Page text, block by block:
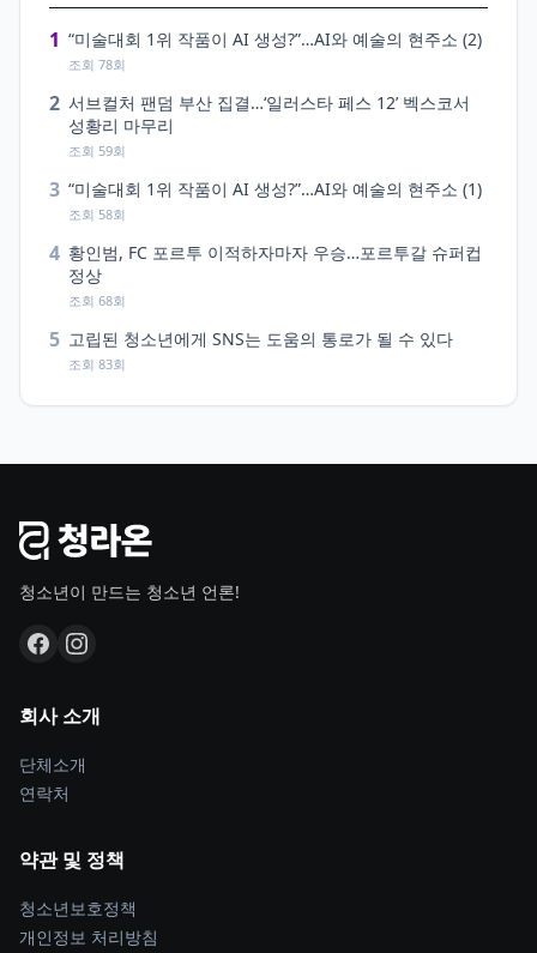
1 “미술대회 1위 작품이 AI 생성?”…AI와 예술의 현주소 (2)
조회 78회
2 서브컬처 팬덤 부산 집결…‘일러스타 페스 12’ 벡스코서
성황리 마무리
조회 59회
3 “미술대회 1위 작품이 AI 생성?”…AI와 예술의 현주소 (1)
조회 58회
4 황인범, FC 포르투 이적하자마자 우승…포르투갈 슈퍼컵
정상
조회 68회
5 고립된 청소년에게 SNS는 도움의 통로가 될 수 있다
조회 83회
청소년이 만드는 청소년 언론!
회사 소개
단체소개
연락처
약관 및 정책
청소년보호정책
개인정보 처리방침